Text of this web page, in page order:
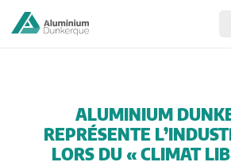
ALUMINIUM
REPRÉSENTE
LORS DU « CLIMAT